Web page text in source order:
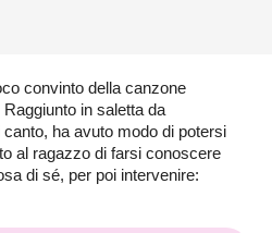
convinto della canzone
in saletta da
ha avuto modo di potersi
al ragazzo di farsi conoscere
di sé, per poi intervenire: